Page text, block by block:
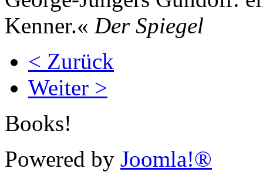
Kenner.« Der Spiegel
< Zurück
Weiter >
Books!
Powered by Joomla!®